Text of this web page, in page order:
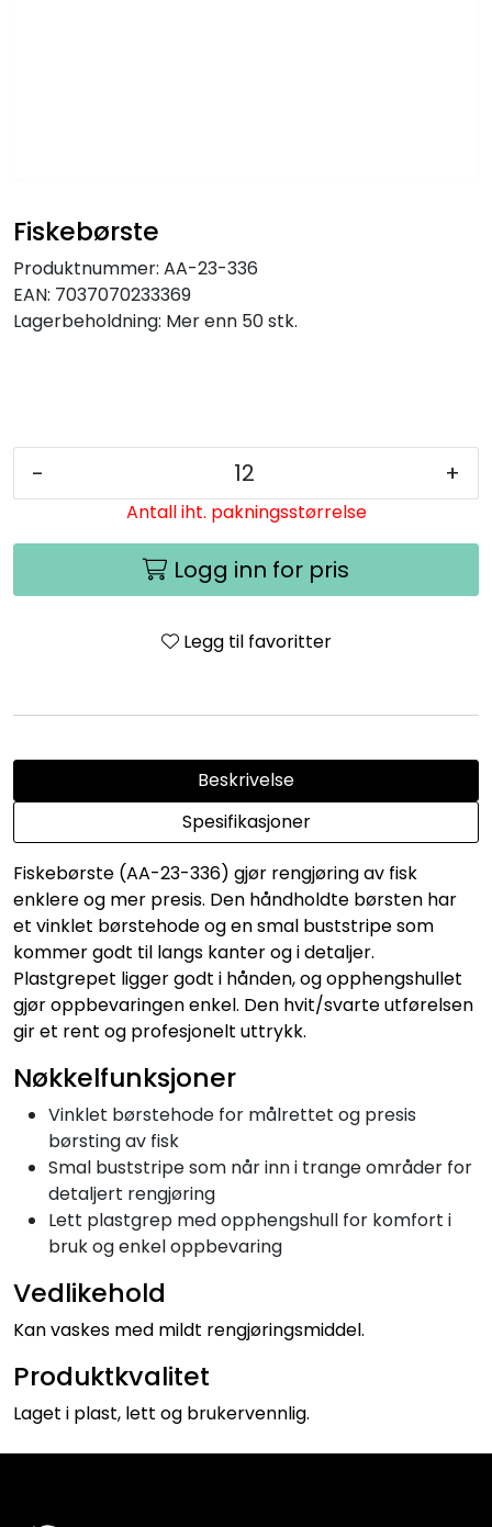
Fiskebørste
Produktnummer: AA-23-336
EAN: 7037070233369
Lagerbeholdning: Mer enn 50 stk.
- +
Antall iht. pakningsstørrelse
Logg inn for pris
Legg til favoritter
Beskrivelse
Spesifikasjoner
Fiskebørste (AA-23-336) gjør rengjøring av fisk
enklere og mer presis. Den håndholdte børsten har
et vinklet børstehode og en smal buststripe som
kommer godt til langs kanter og i detaljer.
Plastgrepet ligger godt i hånden, og opphengshullet
gjør oppbevaringen enkel. Den hvit/svarte utførelsen
gir et rent og profesjonelt uttrykk.
Nøkkelfunksjoner
Vinklet børstehode for målrettet og presis
børsting av fisk
Smal buststripe som når inn i trange områder for
detaljert rengjøring
Lett plastgrep med opphengshull for komfort i
bruk og enkel oppbevaring
Vedlikehold
Kan vaskes med mildt rengjøringsmiddel.
Produktkvalitet
Laget i plast, lett og brukervennlig.